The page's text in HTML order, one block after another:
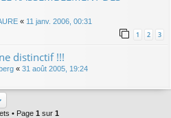
« 11 janv. 2006, 00:31
1 2 3
distinctif !!!
« 31 août 2005, 19:24
• Page 1 sur 1